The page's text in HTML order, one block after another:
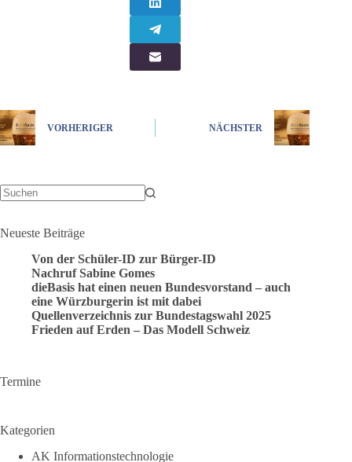
VORHERIGER NÄCHSTER
Neueste Beiträge
Von der Schüler-ID zur Bürger-ID
Nachruf Sabine Gomes
dieBasis hat einen neuen Bundesvorstand – auch
eine Würzburgerin ist mit dabei
Quellenverzeichnis zur Bundestagswahl 2025
Frieden auf Erden – Das Modell Schweiz
Termine
Kategorien
AK Informationstechnologie